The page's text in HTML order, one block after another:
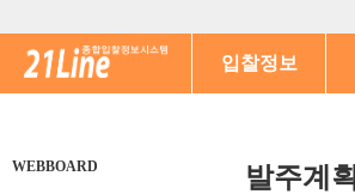
입찰정보
WEBBOARD 발주계획